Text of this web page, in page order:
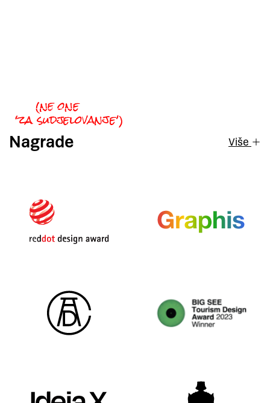
Nagrade Više